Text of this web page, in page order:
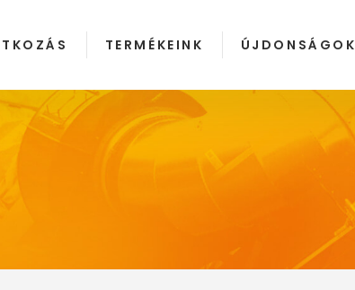
TERMÉKEINK ÚJDONSÁGOK